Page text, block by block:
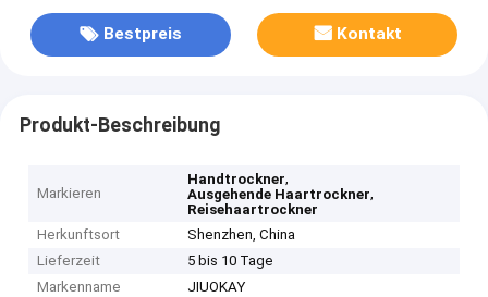
Bestpreis Kontakt
Produkt-Beschreibung
Markieren
Handtrockner,
Ausgehende Haartrockner,
Reisehaartrockner
Herkunftsort
Shenzhen, China
Lieferzeit
5 bis 10 Tage
Markenname
JIUOKAY